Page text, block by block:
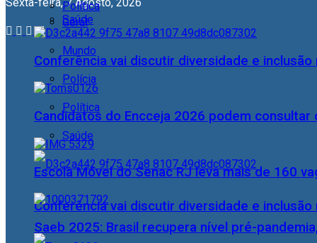
Geral
Mundo
Polícia
Política
Saúde
Conferência vai discutir diversidade e inclusão
Política
Saúde
Conferência vai discutir diversidade e inclusão
Candidatos do Encceja 2026 podem
Escola Móvel do Senac RJ leva mais de 160
Saeb 2025: Brasil recupera nível pré-